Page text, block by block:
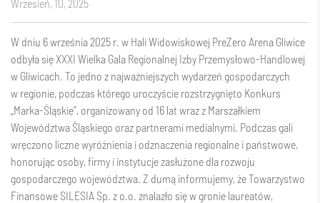
wrzesień, 10, 2025
W dniu 6 września 2025 r. w Hali Widowiskowej PreZero Arena Gliwice
odbyła się XXXI Wielka Gala Regionalnej Izby Przemysłowo-Handlowej
w Gliwicach. To jedno z najważniejszych wydarzeń gospodarczych
w regionie, podczas którego uroczyście rozstrzygnięto Konkurs
„Marka-Śląskie”, organizowany od 16 lat wraz z Marszałkiem
Województwa Śląskiego oraz partnerami medialnymi. Podczas gali
wręczono liczne wyróżnienia i odznaczenia regionalne i państwowe,
honorując osoby, firmy i instytucje zasłużone dla rozwoju
gospodarczego województwa. Z dumą informujemy, że Towarzystwo
Finansowe SILESIA Sp. z o.o. znalazło się w gronie laureatów,